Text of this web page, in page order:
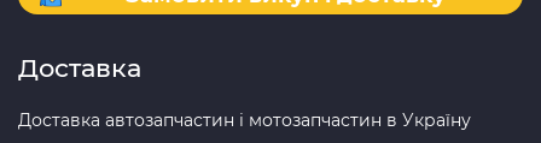
Доставка
Доставка автозапчастин і мотозапчастин в Україну